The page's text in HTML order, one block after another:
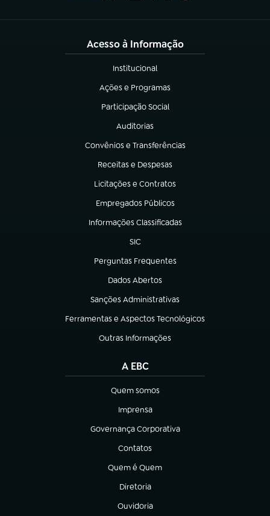
Acesso à Informação
Institucional
(abre em nova aba)
Ações e Programas
(abre em nova aba)
Participação Social
(abre em nova aba)
Auditorias
(abre em nova aba)
Convênios e Transferências
(abre em nova aba)
Receitas e Despesas
(abre em nova aba)
Licitações e Contratos
(abre em nova aba)
Empregados Públicos
(abre em nova aba)
Informações Classificadas
(abre em nova aba)
SIC
(abre em nova aba)
Perguntas Frequentes
(abre em nova aba)
Dados Abertos
(abre em nova aba)
Sanções Administrativas
(abre em nova aba)
Ferramentas e Aspectos Tecnológicos
(abre em nova aba)
Outras Informações
(abre em nova aba)
A EBC
Quem somos
(abre em nova aba)
Imprensa
(abre em nova aba)
Governança Corporativa
(abre em nova aba)
Contatos
(abre em nova aba)
Quem é Quem
(abre em nova aba)
Diretoria
(abre em nova aba)
Ouvidoria
(abre em nova aba)